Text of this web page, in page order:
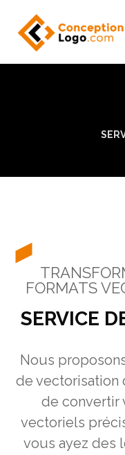
FORMATS
SERVICE
Nous
de vectorisation
de convertir
vectoriels
vous ayez des